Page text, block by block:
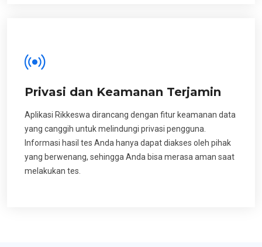
Privasi dan Keamanan Terjamin
Aplikasi Rikkeswa dirancang dengan fitur keamanan data
yang canggih untuk melindungi privasi pengguna.
Informasi hasil tes Anda hanya dapat diakses oleh pihak
yang berwenang, sehingga Anda bisa merasa aman saat
melakukan tes.